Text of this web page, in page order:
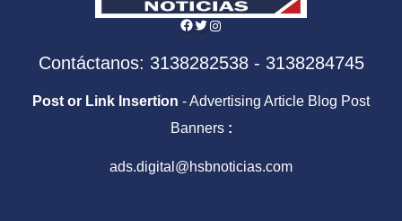
Facebook
Twitter
Instagram
Contáctanos: 3138282538 - 3138284745
Post or Link Insertion - Advertising Article Blog Post
Banners :
ads.digital@hsbnoticias.com